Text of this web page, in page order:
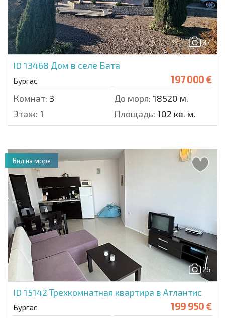
37
ID 13468 Дом в селе Бата
Бургас 197 000 €
Комнат: 3 До моря: 18520 м.
Этаж: 1 Площадь: 102 кв. м.
25
ID 15142 Трехкомнатная квартира в Атлантис
Бургас 199 950 €
Вид на море